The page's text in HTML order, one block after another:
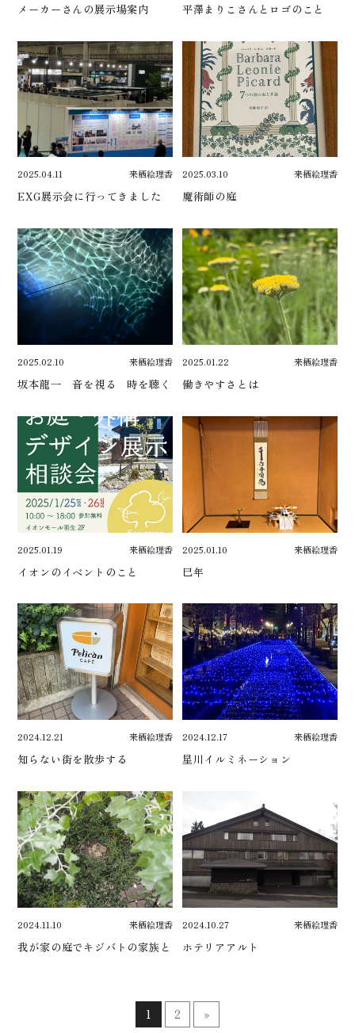
メーカーさんの展示場案内 平澤まりこさんとロゴのこと
2025.04.11 来栖絵理香
EXG展示会に行ってきました
2025.03.10 来栖絵理香
魔術師の庭
2025.02.10 来栖絵理香
坂本龍一 音を視る 時を聴く
2025.01.22 来栖絵理香
働きやすさとは
2025.01.19 来栖絵理香
イオンのイベントのこと
2025.01.10 来栖絵理香
巳年
2024.12.21 来栖絵理香
知らない街を散歩する
2024.12.17 来栖絵理香
星川イルミネーション
2024.11.10 来栖絵理香
我が家の庭でキジバトの家族と
2024.10.27 来栖絵理香
ホテリアアルト
1 2 »